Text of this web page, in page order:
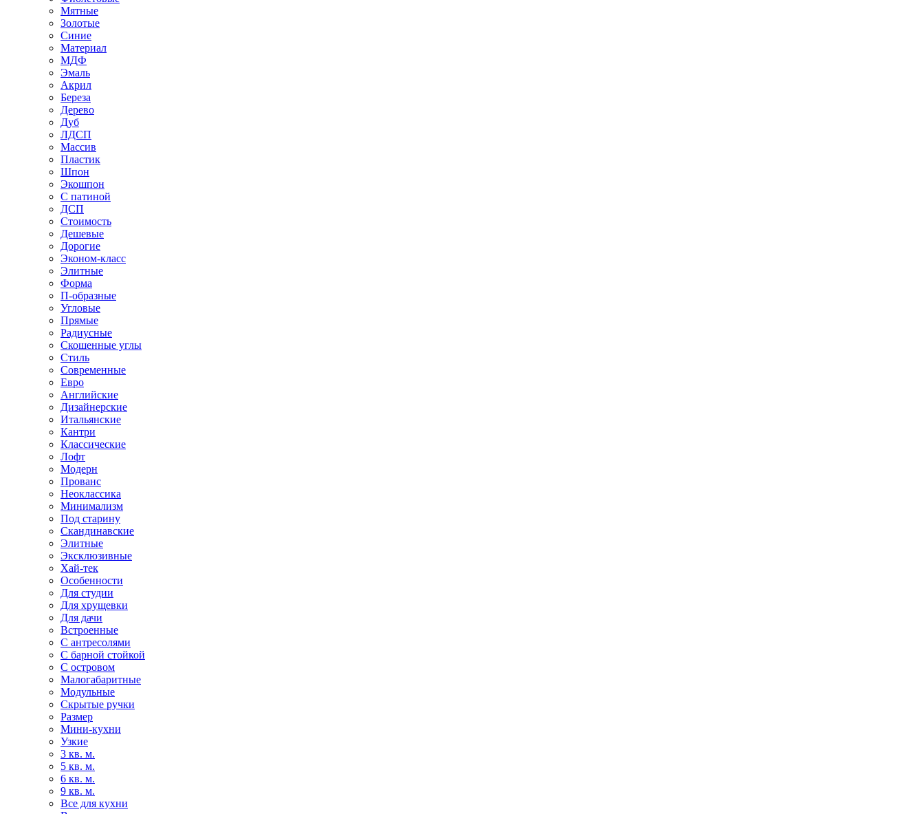
Мятные
Золотые
Синие
Материал
МДФ
Эмаль
Акрил
Береза
Дерево
Дуб
ЛДСП
Массив
Пластик
Шпон
Экошпон
С патиной
ДСП
Стоимость
Дешевые
Дорогие
Эконом-класс
Элитные
Форма
П-образные
Угловые
Прямые
Радиусные
Скошенные углы
Стиль
Современные
Евро
Английские
Дизайнерские
Итальянские
Кантри
Классические
Лофт
Модерн
Прованс
Неоклассика
Минимализм
Под старину
Скандинавские
Элитные
Эксклюзивные
Хай-тек
Особенности
Для студии
Для хрущевки
Для дачи
Встроенные
С антресолями
С барной стойкой
С островом
Малогабаритные
Модульные
Скрытые ручки
Размер
Мини-кухни
Узкие
3 кв. м.
5 кв. м.
6 кв. м.
9 кв. м.
Все для кухни